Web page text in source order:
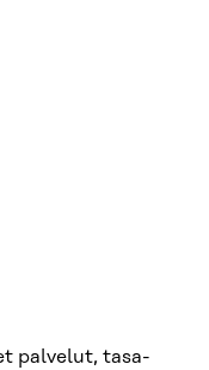
palvelut, tasa-